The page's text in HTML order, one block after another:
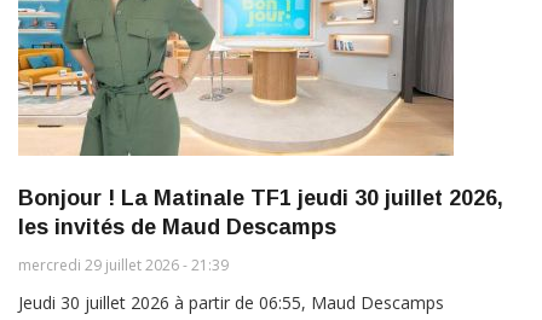
Bonjour ! La Matinale TF1 jeudi 30 juillet 2026,
les invités de Maud Descamps
mercredi 29 juillet 2026 - 21:39
Jeudi 30 juillet 2026 à partir de 06:55, Maud Descamps